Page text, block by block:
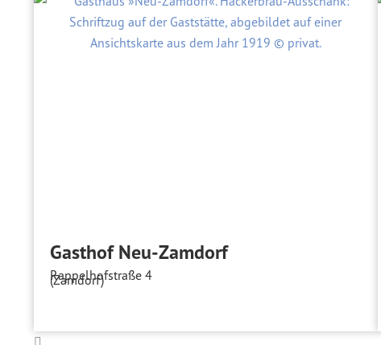
Gasthof Neu-Zamdorf
Rappelhofstraße 4
(Zamdorf)